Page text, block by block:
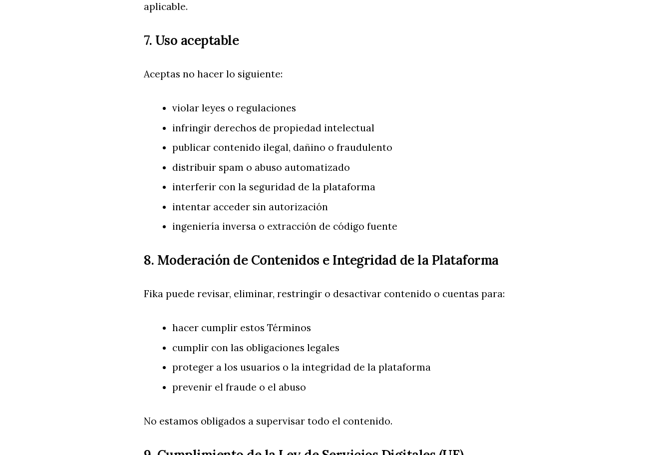
aplicable.
7. Uso aceptable
Aceptas no hacer lo siguiente:
violar leyes o regulaciones
infringir derechos de propiedad intelectual
publicar contenido ilegal, dañino o fraudulento
distribuir spam o abuso automatizado
interferir con la seguridad de la plataforma
intentar acceder sin autorización
ingeniería inversa o extracción de código fuente
8. Moderación de Contenidos e Integridad de la Plataforma
Fika puede revisar, eliminar, restringir o desactivar contenido o cuentas para:
hacer cumplir estos Términos
cumplir con las obligaciones legales
proteger a los usuarios o la integridad de la plataforma
prevenir el fraude o el abuso
No estamos obligados a supervisar todo el contenido.